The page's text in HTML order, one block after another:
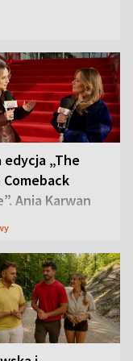
edycja „The
Comeback
Ania Karwan